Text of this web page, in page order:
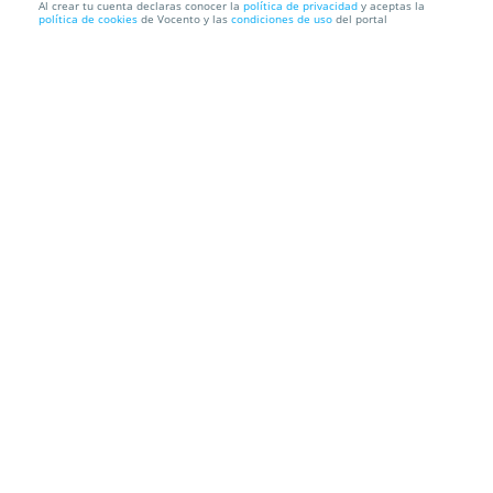
Recupera tu audición con audífonos inteligentes
Al crear tu cuenta declaras conocer la política de privacidad y aceptas la
política de cookies de Vocento y las condiciones de uso del portal